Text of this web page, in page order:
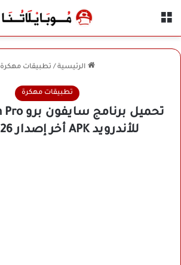
الرئيسية / تطبيقات مهكرة
تطبيقات مهكرة
للأندرويد APK أخر إصدار 2026 مجانًا